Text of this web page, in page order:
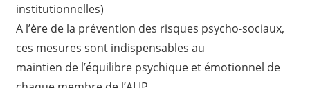
institutionnelles)
A l’ère de la prévention des risques psycho-sociaux,
ces mesures sont indispensables au
maintien de l’équilibre psychique et émotionnel de